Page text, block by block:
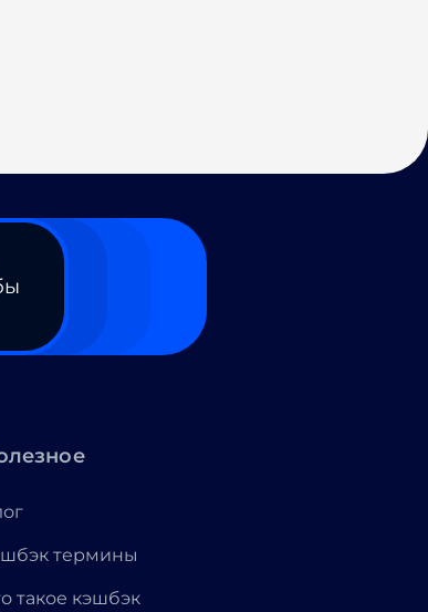
термины
такое кэшбэк